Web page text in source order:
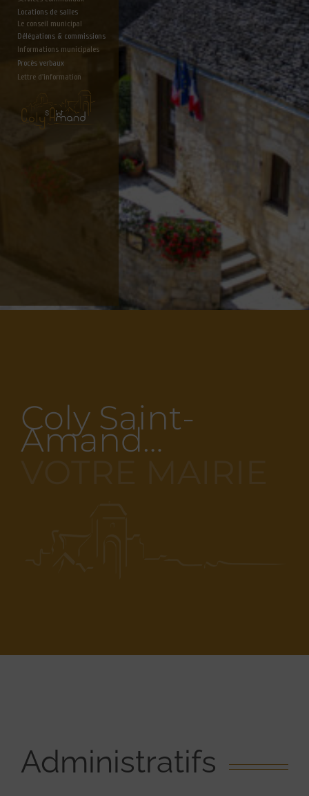
Locations de salles
Le conseil municipal
Délégations & commissions
Informations municipales
Lettre d'information
Procès verbaux
Coly Saint-
Amand…
Administratifs